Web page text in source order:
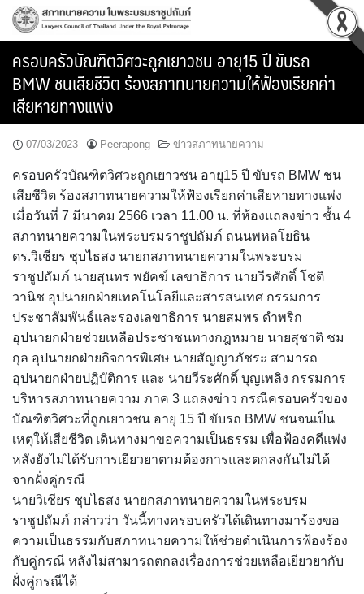
Skip
ครอบครัวบัณฑิตวิศวะถูกเยาวชน อายุ15 ปี ขับรถ
BMW ชนเสียชีวิต ร้องสภาทนายความให้ฟ้องเรียกค่า
เสียหายทางแพ่ง
07/03/2023 Peerapong ข่าวสภาทนายความ
ครอบครัวบัณฑิตวิศวะถูกเยาวชน อายุ15 ปี ขับรถ BMW ชน
เสียชีวิต ร้องสภาทนายความให้ฟ้องเรียกค่าเสียหายทางแพ่ง
เมื่อวันที่ 7 มีนาคม 2566 เวลา 11.00 น. ที่ห้องแถลงข่าว ชั้น 4
สภาทนายความในพระบรมราชูปถัมภ์ ถนนพหลโยธิน
ดร.วิเชียร ชุบไธสง นายกสภาทนายความในพระบรม
ราชูปถัมภ์ นายสุนทร พยัคฆ์ เลขาธิการ นายวีรศักดิ์ โชติ
วานิช อุปนายกฝ่ายเทคโนโลยีและสารสนเทศ กรรมการ
ประชาสัมพันธ์และรองเลขาธิการ นายสมพร ดำพริก
อุปนายกฝ่ายช่วยเหลือประชาชนทางกฎหมาย นายสุชาติ ชม
กุล อุปนายกฝ่ายกิจการพิเศษ นายสัญญาภัชระ สามารถ
อุปนายกฝ่ายปฏิบัติการ และ นายวีระศักดิ์ บุญเพลิง กรรมการ
บริหารสภาทนายความ ภาค 3 แถลงข่าว กรณีครอบครัวของ
บัณฑิตวิศวะที่ถูกเยาวชน อายุ 15 ปี ขับรถ BMW ชนจนเป็น
เหตุให้เสียชีวิต เดินทางมาขอความเป็นธรรม เพื่อฟ้องคดีแพ่ง
หลังยังไม่ได้รับการเยียวยาตามต้องการและตกลงกันไม่ได้
จากฝั่งคู่กรณี
นายวิเชียร ชุบไธสง นายกสภาทนายความในพระบรม
ราชูปถัมภ์ กล่าวว่า วันนี้ทางครอบครัวได้เดินทางมาร้องขอ
ความเป็นธรรมกับสภาทนายความให้ช่วยดำเนินการฟ้องร้อง
กับคู่กรณี หลังไม่สามารถตกลงเรื่องการช่วยเหลือเยียวยากับ
ฝั่งคู่กรณีได้